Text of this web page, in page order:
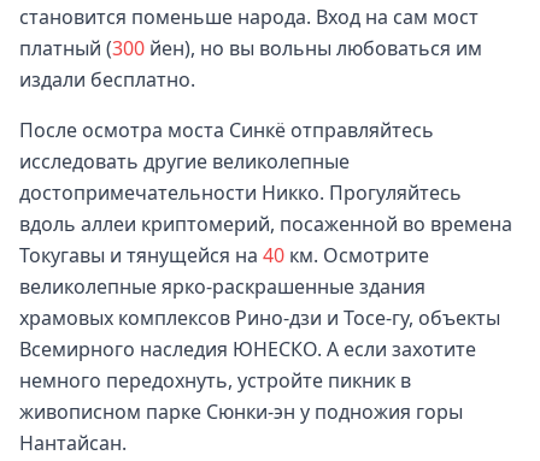
становится поменьше народа. Вход на сам мост
платный (300 йен), но вы вольны любоваться им
издали бесплатно.
После осмотра моста Синкё отправляйтесь
исследовать другие великолепные
достопримечательности Никко. Прогуляйтесь
вдоль аллеи криптомерий, посаженной во времена
Токугавы и тянущейся на 40 км. Осмотрите
великолепные ярко-раскрашенные здания
храмовых комплексов Рино-дзи и Тосе-гу, объекты
Всемирного наследия ЮНЕСКО. А если захотите
немного передохнуть, устройте пикник в
живописном парке Сюнки-эн у подножия горы
Нантайсан.